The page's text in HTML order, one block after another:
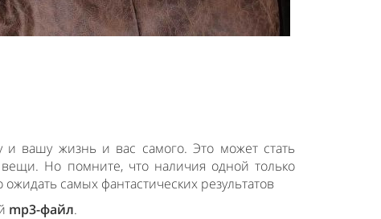
вашу жизнь и вас самого. Это может стать
Но помните, что наличия одной только
самых фантастических результатов
mp3-файл.